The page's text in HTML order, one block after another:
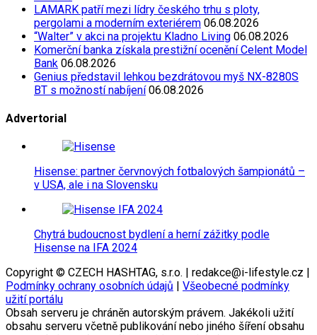
LAMARK patří mezi lídry českého trhu s ploty,
pergolami a moderním exteriérem 06.08.2026
“Walter” v akci na projektu Kladno Living 06.08.2026
Komerční banka získala prestižní ocenění Celent Model
Bank 06.08.2026
Genius představil lehkou bezdrátovou myš NX-8280S
BT s možností nabíjení 06.08.2026
Advertorial
Hisense: partner červnových fotbalových šampionátů –
v USA, ale i na Slovensku
Chytrá budoucnost bydlení a herní zážitky podle
Hisense na IFA 2024
Copyright © CZECH HASHTAG, s.r.o. | redakce@i-lifestyle.cz |
Podmínky ochrany osobních údajů
Všeobecné podmínky
užití portálu
Obsah serveru je chráněn autorským právem. Jakékoli užití
obsahu serveru včetně publikování nebo jiného šíření obsahu